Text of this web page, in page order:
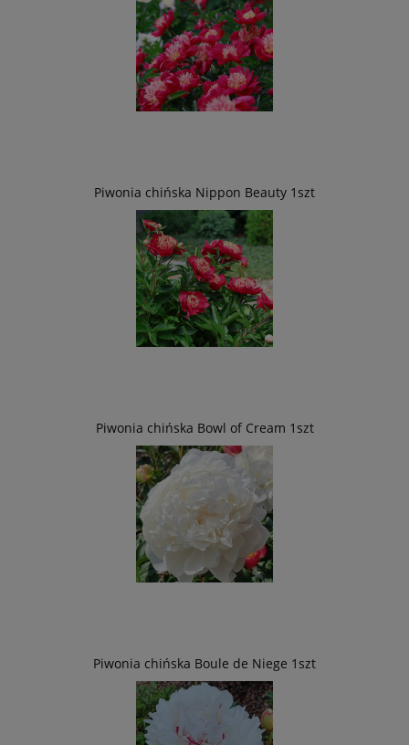
Piwonia chińska Nippon Beauty 1szt
Piwonia chińska Bowl of Cream 1szt
Piwonia chińska Boule de Niege 1szt